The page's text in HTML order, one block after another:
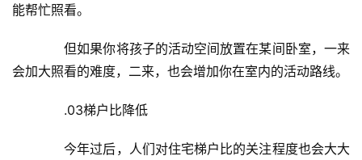
能帮忙照看。
但如果你将孩子的活动空间放置在某间卧室，一来
会加大照看的难度，二来，也会增加你在室内的活动路线。
.03梯户比降低
今年过后，人们对住宅梯户比的关注程度也会大大